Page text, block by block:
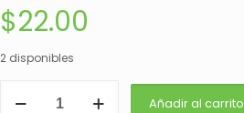
$22.00
2 disponibles
Añadir al carrito